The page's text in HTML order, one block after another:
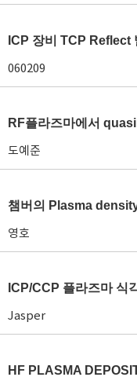
ICP 장비 TCP Reflect
060209
도예준
영호
Jasper